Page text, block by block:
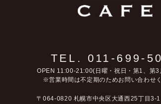
TEL. 011-699-
OPEN 11:00-21:00(日曜・祝日・第1、第3
※営業時間は不定期のためお問い合わせく
〒064-0820 札幌市中央区大通西25丁目3-